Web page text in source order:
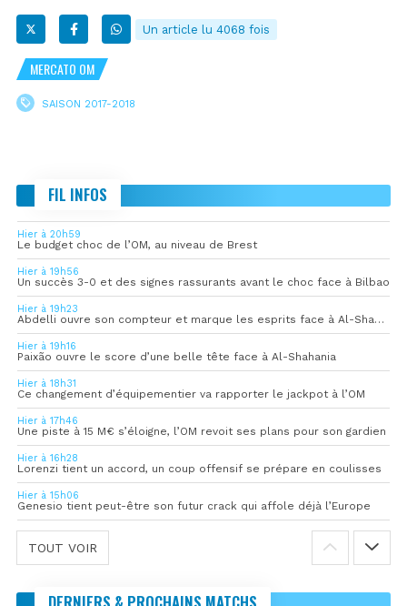
Un article lu 4068 fois
MERCATO OM
SAISON 2017-2018
FIL INFOS
Hier à 20h59
Le budget choc de l’OM, au niveau de Brest
Hier à 19h56
Un succès 3-0 et des signes rassurants avant le choc face à Bilbao
Hier à 19h23
Abdelli ouvre son compteur et marque les esprits face à Al-Shahania
Hier à 19h16
Paixão ouvre le score d’une belle tête face à Al-Shahania
Hier à 18h31
Ce changement d’équipementier va rapporter le jackpot à l’OM
Hier à 17h46
Une piste à 15 M€ s’éloigne, l’OM revoit ses plans pour son gardien
Hier à 16h28
Lorenzi tient un accord, un coup offensif se prépare en coulisses
Hier à 15h06
Genesio tient peut-être son futur crack qui affole déjà l’Europe
TOUT VOIR